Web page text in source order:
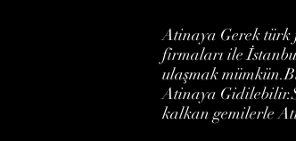
Atinaya Gerek
firmaları ile
ulaşmak
Atinaya
kalkan gemilerle